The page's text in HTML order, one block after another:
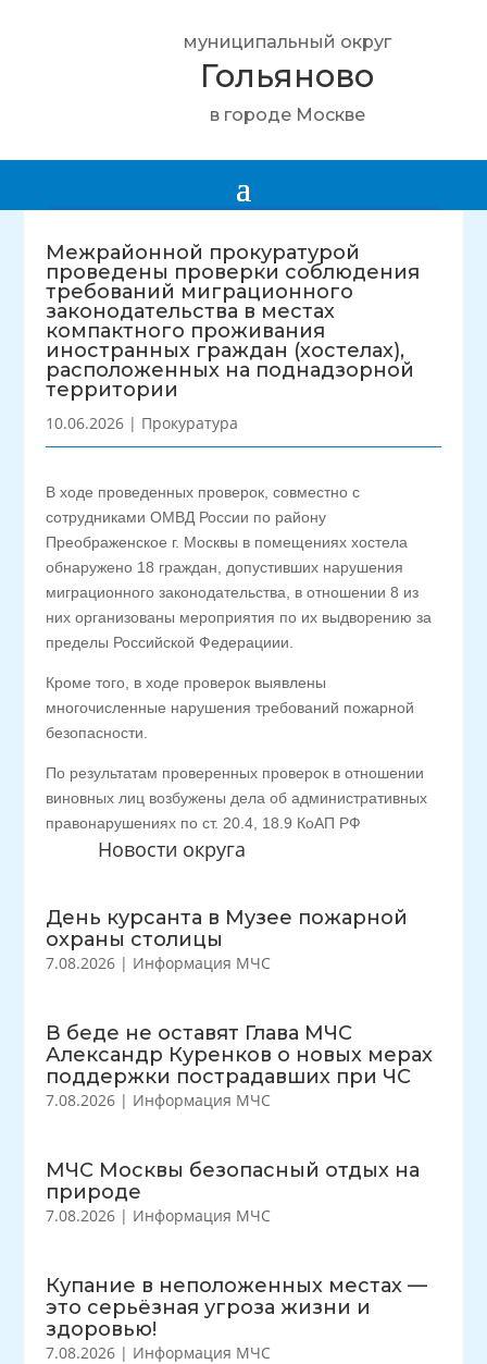
муниципальный округ
Гольяново
в городе Москве
Новости округа
День курсанта в Музее пожарной
охраны столицы
7.08.2026 | Информация МЧС
В беде не оставят Глава МЧС
Александр Куренков о новых мерах
поддержки пострадавших при ЧС
7.08.2026 | Информация МЧС
МЧС Москвы безопасный отдых на
природе
7.08.2026 | Информация МЧС
Купание в неположенных местах —
это серьёзная угроза жизни и
здоровью!
7.08.2026 | Информация МЧС
Межрайонной прокуратурой
проведены проверки соблюдения
требований миграционного
законодательства в местах
компактного проживания
иностранных граждан (хостелах),
расположенных на поднадзорной
территории
10.06.2026 | Прокуратура
В ходе проведенных проверок, совместно с
сотрудниками ОМВД России по району
Преображенское г. Москвы в помещениях хостела
обнаружено 18 граждан, допустивших нарушения
миграционного законодательства, в отношении 8 из
них организованы мероприятия по их выдворению за
пределы Российской Федерациии.
Кроме того, в ходе проверок выявлены
многочисленные нарушения требований пожарной
безопасности.
По результатам проверенных проверок в отношении
виновных лиц возбужены дела об административных
правонарушениях по ст. 20.4, 18.9 КоАП РФ